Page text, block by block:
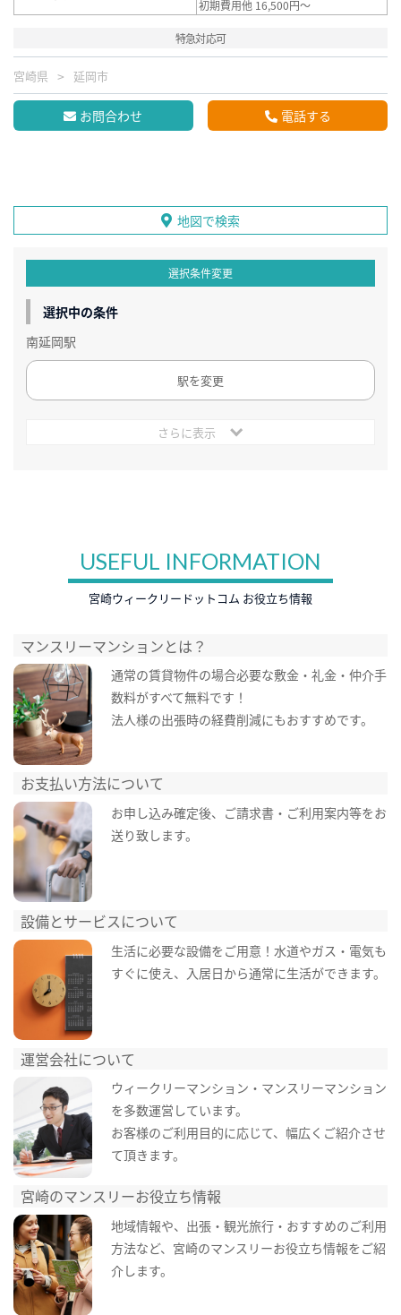
初期費用他 16,500円～
特急対応可
宮崎県 延岡市
お問合わせ 電話する
地図で検索
選択条件変更
選択中の条件
南延岡駅
駅を変更
さらに表示
USEFUL INFORMATION
宮崎ウィークリードットコム お役立ち情報
マンスリーマンションとは？
通常の賃貸物件の場合必要な敷金・礼金・仲介手
数料がすべて無料です！
法人様の出張時の経費削減にもおすすめです。
お支払い方法について
お申し込み確定後、ご請求書・ご利用案内等をお
送り致します。
設備とサービスについて
生活に必要な設備をご用意！水道やガス・電気も
すぐに使え、入居日から通常に生活ができます。
運営会社について
ウィークリーマンション・マンスリーマンション
を多数運営しています。
お客様のご利用目的に応じて、幅広くご紹介させ
て頂きます。
宮崎のマンスリーお役立ち情報
地域情報や、出張・観光旅行・おすすめのご利用
方法など、宮崎のマンスリーお役立ち情報をご紹
介します。